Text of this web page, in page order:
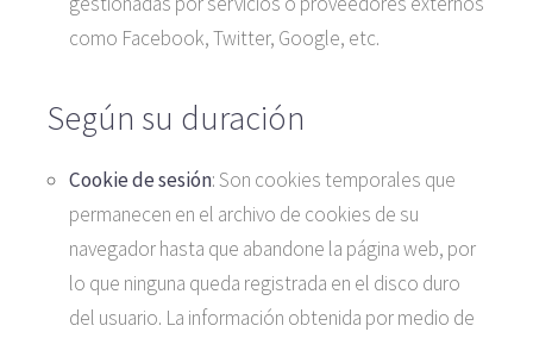
como Facebook, Twitter, Google, etc.
Según su duración
Cookie de sesión: Son cookies temporales que
permanecen en el archivo de cookies de su
navegador hasta que abandone la página web, por
lo que ninguna queda registrada en el disco duro
del usuario. La información obtenida por medio de